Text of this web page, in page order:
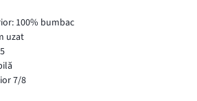
100% bumbac
uzat
7/8